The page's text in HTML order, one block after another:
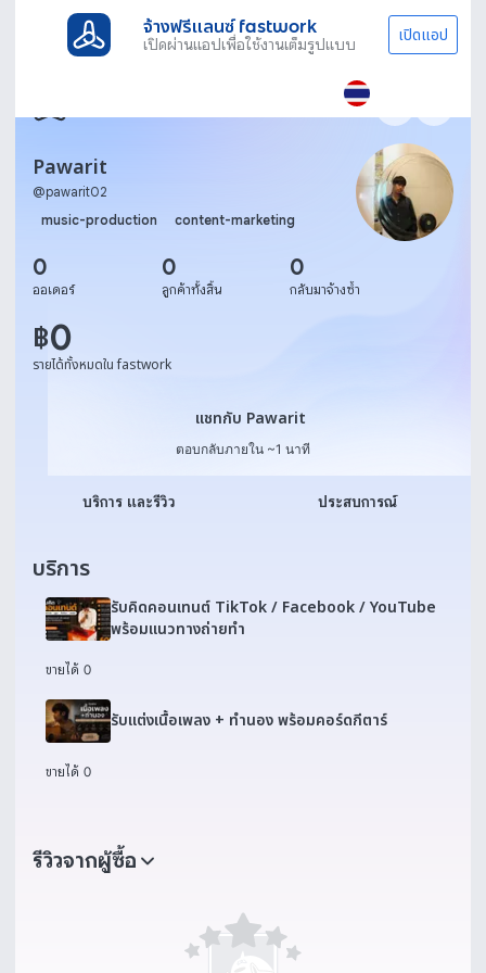
จ้างฟรีแลนซ์ fastwork
เปิดผ่านแอปเพื่อใช้งานเต็มรูปแบบ เปิดแอป
Pawarit
@pawarit02
music-production
content-marketing
0
ออเดอร์
0
ลูกค้าทั้งสิ้น
0
กลับมาจ้างซ้ำ
฿0
รายได้ทั้งหมดใน fastwork
แชทกับ Pawarit
แชทกับ Pawarit
ตอบกลับภายใน ~1 นาที
บริการ และรีวิว ประสบการณ์
บริการ
รับคิดคอนเทนต์ TikTok / Facebook / YouTube
พร้อมแนวทางถ่ายทำ
ขายได้ 0
รับแต่งเนื้อเพลง + ทำนอง พร้อมคอร์ดกีตาร์
ขายได้ 0
รีวิวจากผู้ซื้อ